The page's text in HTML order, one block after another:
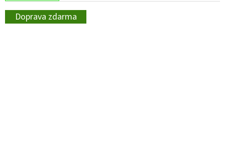
Doprava zdarma